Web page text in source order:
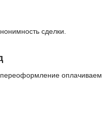
сделки.
оплачиваем